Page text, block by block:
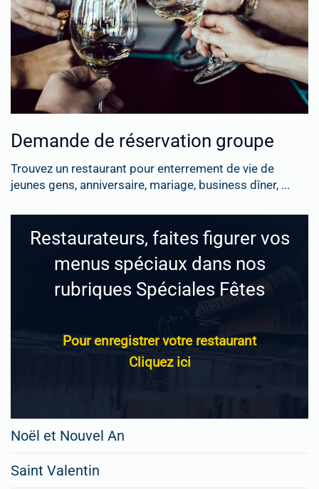
Demande de réservation groupe
Trouvez un restaurant pour enterrement de vie de
jeunes gens, anniversaire, mariage, business dîner, ...
Restaurateurs, faites figurer vos
menus spéciaux dans nos
rubriques Spéciales Fêtes
Pour enregistrer votre restaurant
Cliquez ici
Noël et Nouvel An
Saint Valentin